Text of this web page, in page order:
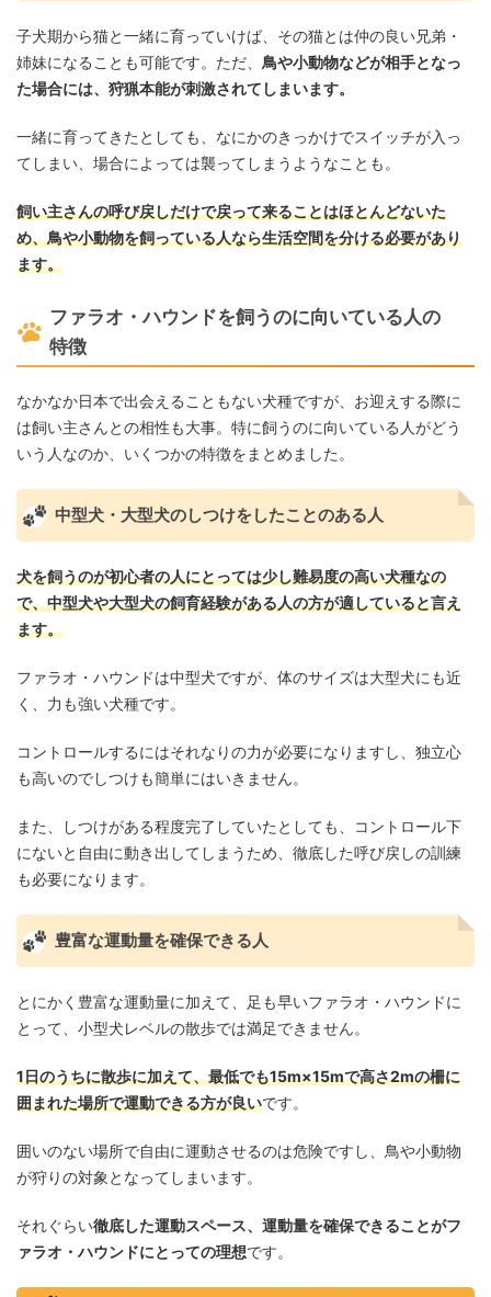
子犬期から猫と一緒に育っていけば、その猫とは仲の良い兄弟・
姉妹になることも可能です。ただ、 鳥や小動物などが相手となっ
た場合には、狩猟本能が刺激されてしまいます。
一緒に育ってきたとしても、なにかのきっかけでスイッチが入っ
てしまい、場合によっては襲ってしまうようなことも。
飼い主さんの呼び戻しだけで戻って来ることはほとんどないた
め、鳥や小動物を飼っている人なら生活空間を分ける必要があり
ます。
ファラオ・ハウンドを飼うのに向いている人の
特徴
なかなか日本で出会えることもない犬種ですが、お迎えする際に
は飼い主さんとの相性も大事。特に飼うのに向いている人がどう
いう人なのか、いくつかの特徴をまとめました。
中型犬・大型犬のしつけをしたことのある人
犬を飼うのが初心者の人にとっては少し難易度の高い犬種なの
で、中型犬や大型犬の飼育経験がある人の方が適していると言え
ます。
ファラオ・ハウンドは中型犬ですが、体のサイズは大型犬にも近
く、力も強い犬種です。
コントロールするにはそれなりの力が必要になりますし、独立心
も高いのでしつけも簡単にはいきません。
また、しつけがある程度完了していたとしても、コントロール下
にないと自由に動き出してしまうため、徹底した呼び戻しの訓練
も必要になります。
豊富な運動量を確保できる人
とにかく豊富な運動量に加えて、足も早いファラオ・ハウンドに
とって、小型犬レベルの散歩では満足できません。
1日のうちに散歩に加えて、最低でも15m×15mで高さ2mの柵に
囲まれた場所で運動できる方が良いです。
囲いのない場所で自由に運動させるのは危険ですし、鳥や小動物
が狩りの対象となってしまいます。
それぐらい徹底した運動スペース、運動量を確保できることがフ
ァラオ・ハウンドにとっての理想です。